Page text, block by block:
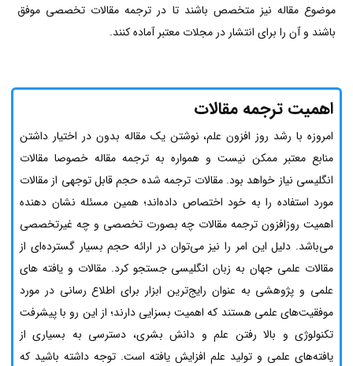
موضوع مقاله نیز متخصص باشند تا در ترجمه مقالات تخصصی موفق
باشند و آن را برای انتشار در مجلات معتبر آماده کنند.
اهمیت ترجمه مقالات
امروزه با رشد روز افزون علم، نوشتن یک مقاله بدون در اختیار داشتن
منابع معتبر ممکن نیست و همواره به ترجمه مقاله خصوصا مقالات
انگلیسی نیاز خواهد بود. مقالات ترجمه شده حجم قابل توجهی از مقالات
مورد استفاده را به خود اختصاص داده‌اند؛ همین مسئله نشان دهنده
اهمیت روزافزون ترجمه مقالات چه بصورت تخصصی و چه غیرتخصصی
می‌باشد. دلیل این امر را نیز می‌توان در ارائه حجم بسیار گسترده‌ای از
مقالات علمی جهان به زبان انگلیسی جستجو کرد. مقالات و یافته های
علمی و پژوهشی به عنوان رایج‌ترین ابزار برای اطلاع رسانی در مورد
موفقیت‌های علمی هستند که اهمیت بسزایی دارند؛ از این رو با پیشرفت
تکنولوژی و بالا رفتن علم و دانش بشری، دسترسی به بسیاری از
یافته‌های علمی و تولید علم افزایش یافته است. توجه داشته باشید که